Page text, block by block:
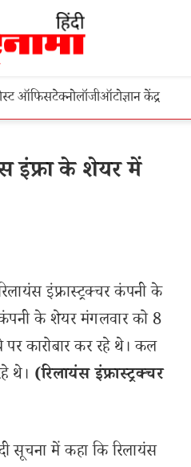
ऑफिसटेक्नोलॉजीऑटोज्ञान केंद्र
इंफ्रा के शेयर में
इंफ्रास्ट्रक्चर कंपनी के
के शेयर मंगलवार को 8
कारोबार कर रहे थे। कल
थे। (रिलायंस इंफ्रास्ट्रक्चर
सूचना में कहा कि रिलायंस